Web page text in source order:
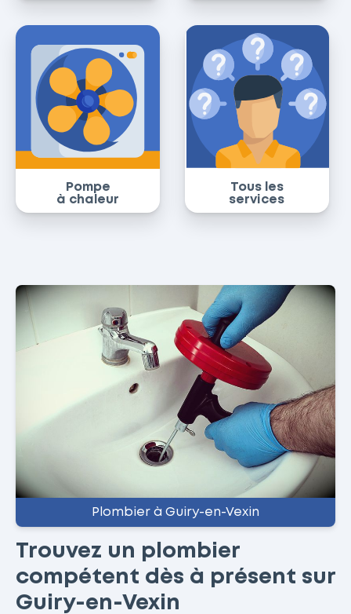
Pompe
à chaleur
Tous les
services
Plombier à Guiry-en-Vexin
Trouvez un plombier
compétent dès à présent sur
Guiry-en-Vexin